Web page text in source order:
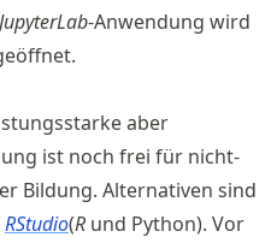
JupyterLab-Anwendung wird
aber
ist noch frei für nicht-
Bildung. Alternativen sind
RStudio(R und Python). Vor